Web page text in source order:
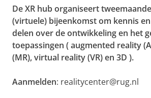
De XR hub organiseert
(virtuele) bijeenkomst om kennis
delen over de ontwikkeling en het
toepassingen (augmented reality
(MR), virtual reality (VR) en 3D ).
Aanmelden: realitycenter@rug.nl